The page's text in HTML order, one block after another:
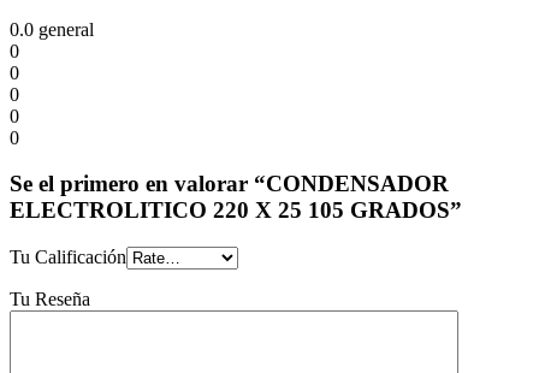
0.0 general
0
0
0
0
0
Se el primero en valorar “CONDENSADOR
ELECTROLITICO 220 X 25 105 GRADOS”
Tu Calificación
Tu Reseña